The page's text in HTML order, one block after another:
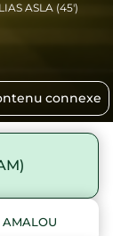
ASLA (45')
connexe